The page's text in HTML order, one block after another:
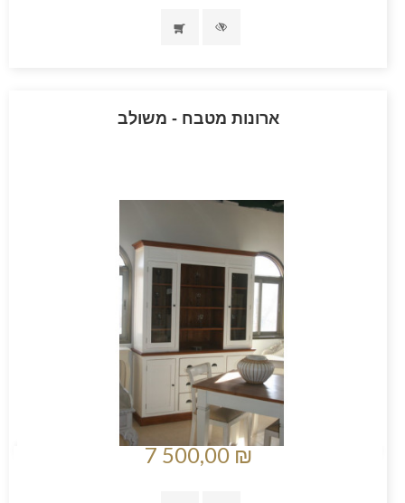
ארונות מטבח - משולב
7 500,00 ₪